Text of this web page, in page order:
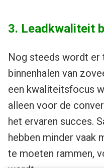
3. Leadkwaliteit
Nog steeds wordt er
binnenhalen van
een kwaliteitsfocus
alleen voor de
het ervaren succes.
hebben minder vaak
te moeten rammen,